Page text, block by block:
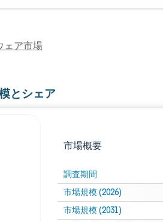
ェア市場
とシェア
市場概要
調査期間
市場規模 (2026)
市場規模 (2031)